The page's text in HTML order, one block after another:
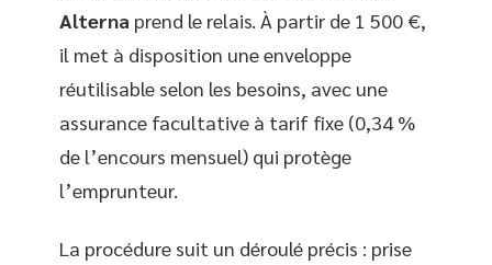
Alterna prend le relais. À partir de 1 500 €,
il met à disposition une enveloppe
réutilisable selon les besoins, avec une
assurance facultative à tarif fixe (0,34 %
de l’encours mensuel) qui protège
l’emprunteur.
La procédure suit un déroulé précis : prise